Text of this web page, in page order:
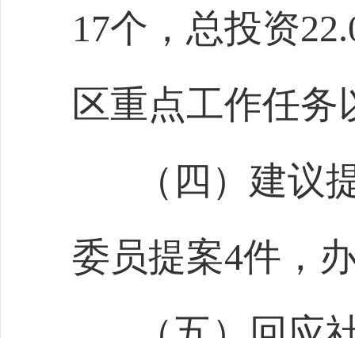
17个，总投资
区重点工作任
（四）建议
委员提案4件，